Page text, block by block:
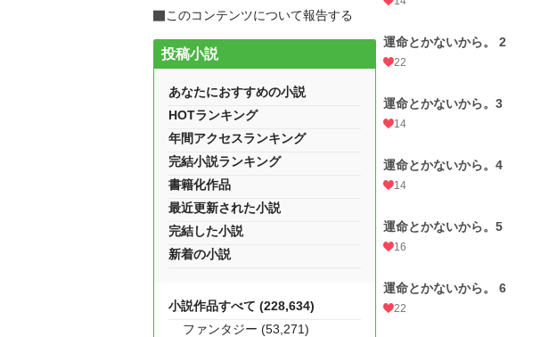
運命とかないから。 2
22
運命とかないから。3
14
運命とかないから。4
14
運命とかないから。5
16
運命とかないから。 6
22
このコンテンツについて報告する
投稿小説
あなたにおすすめの小説
HOTランキング
年間アクセスランキング
完結小説ランキング
書籍化作品
最近更新された小説
完結した小説
新着の小説
小説作品すべて (228,634)
ファンタジー (53,271)